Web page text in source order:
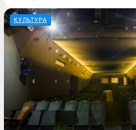
КУЛЬТУРА